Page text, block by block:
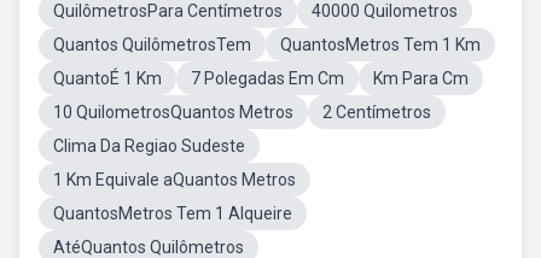
QuilômetrosPara Centímetros
40000 Quilometros
Quantos QuilômetrosTem
QuantosMetros Tem 1 Km
QuantoÉ 1 Km
7 Polegadas Em Cm
Km Para Cm
10 QuilometrosQuantos Metros
2 Centímetros
Clima Da Regiao Sudeste
1 Km Equivale aQuantos Metros
QuantosMetros Tem 1 Alqueire
AtéQuantos Quilômetros